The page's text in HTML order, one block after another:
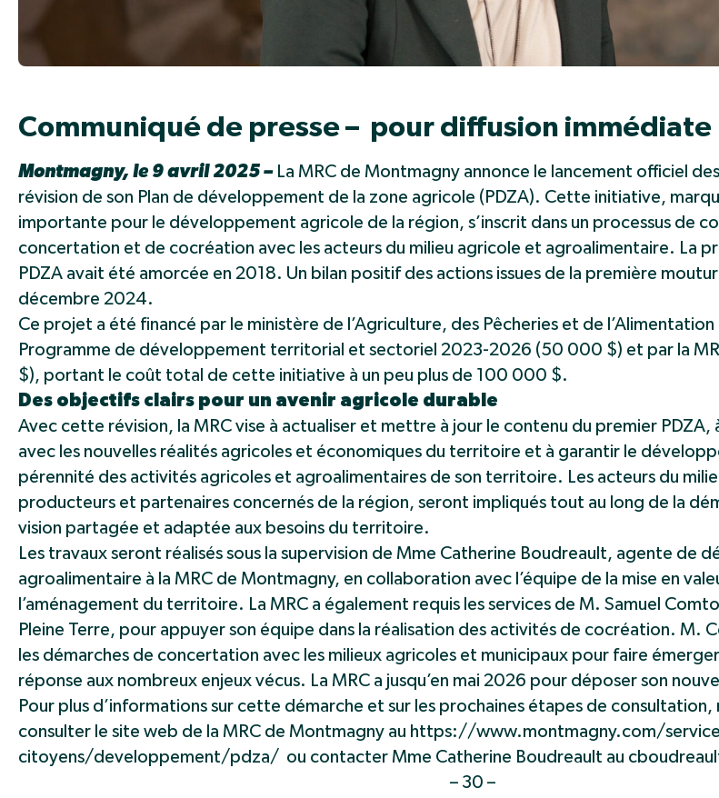
Communiqué de presse – pour diffusion immédiate
Montmagny, le 9 avril 2025 – La MRC de Montmagny annonce le lancement officiel
révision de son Plan de développement de la zone agricole (PDZA). Cette initiative,
importante pour le développement agricole de la région, s’inscrit dans un processus de
concertation et de cocréation avec les acteurs du milieu agricole et agroalimentaire. La
PDZA avait été amorcée en 2018. Un bilan positif des actions issues de la première
décembre 2024.
Ce projet a été financé par le ministère de l’Agriculture, des Pêcheries et de l’Alimentation
Programme de développement territorial et sectoriel 2023-2026 (50 000 $) et par la
$), portant le coût total de cette initiative à un peu plus de 100 000 $.
Des objectifs clairs pour un avenir agricole durable
Avec cette révision, la MRC vise à actualiser et mettre à jour le contenu du premier PDZA,
avec les nouvelles réalités agricoles et économiques du territoire et à garantir le
pérennité des activités agricoles et agroalimentaires de son territoire. Les acteurs du
producteurs et partenaires concernés de la région, seront impliqués tout au long de la
vision partagée et adaptée aux besoins du territoire.
Les travaux seront réalisés sous la supervision de Mme Catherine Boudreault, agente de
agroalimentaire à la MRC de Montmagny, en collaboration avec l’équipe de la mise en
l’aménagement du territoire. La MRC a également requis les services de M. Samuel
Pleine Terre, pour appuyer son équipe dans la réalisation des activités de cocréation. M.
les démarches de concertation avec les milieux agricoles et municipaux pour faire
réponse aux nombreux enjeux vécus. La MRC a jusqu’en mai 2026 pour déposer son
Pour plus d’informations sur cette démarche et sur les prochaines étapes de consultation,
consulter le site web de la MRC de Montmagny au https://www.montmagny.com/
citoyens/developpement/pdza/ ou contacter Mme Catherine Boudreault au
– 30 –